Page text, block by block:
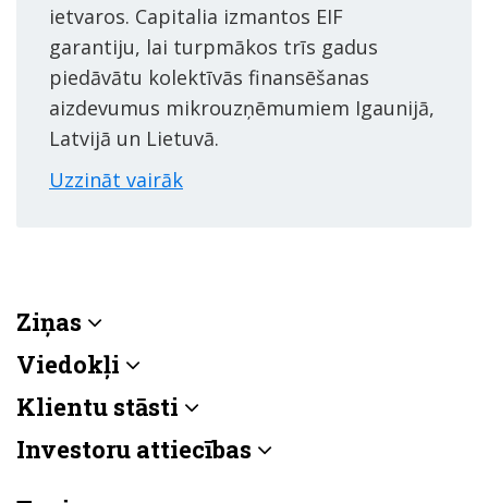
ietvaros. Capitalia izmantos EIF
garantiju, lai turpmākos trīs gadus
piedāvātu kolektīvās finansēšanas
aizdevumus mikrouzņēmumiem Igaunijā,
Latvijā un Lietuvā.
Uzzināt vairāk
Ziņas
Viedokļi
Klientu stāsti
Investoru attiecības